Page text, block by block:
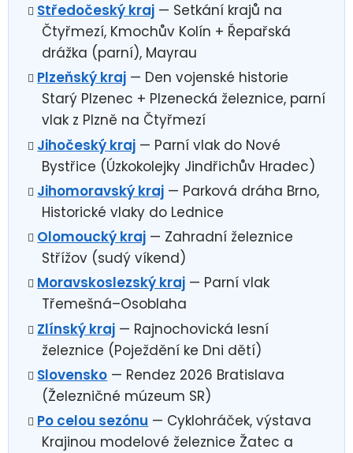
Středočeský kraj — Setkání krajů na
Čtyřmezí, Kmochův Kolín + Řepařská
drážka (parní), Mayrau
Plzeňský kraj — Den vojenské historie
Starý Plzenec + Plzenecká železnice, parní
vlak z Plzně na Čtyřmezí
Jihočeský kraj — Parní vlak do Nové
Bystřice (Úzkokolejky Jindřichův Hradec)
Jihomoravský kraj — Parková dráha Brno,
Historické vlaky do Lednice
Olomoucký kraj — Zahradní železnice
Střížov (sudý víkend)
Moravskoslezský kraj — Parní vlak
Třemešná–Osoblaha
Zlínský kraj — Rajnochovická lesní
železnice (Poježdění ke Dni dětí)
Slovensko — Rendez 2026 Bratislava
(Železničné múzeum SR)
Po celou sezónu — Cyklohráček, výstava
Krajinou modelové železnice Žatec a